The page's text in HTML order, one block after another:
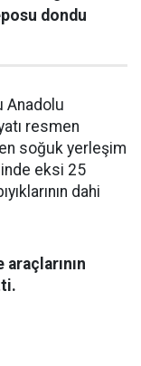
dondu
Anadolu
resmen
soğuk yerleşim
eksi 25
dahi